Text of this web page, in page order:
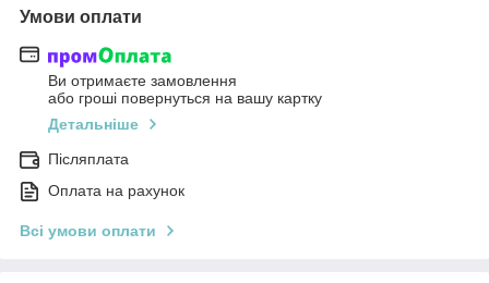
Умови оплати
Ви отримаєте замовлення
або гроші повернуться на вашу картку
Детальніше
Післяплата
Оплата на рахунок
Всі умови оплати